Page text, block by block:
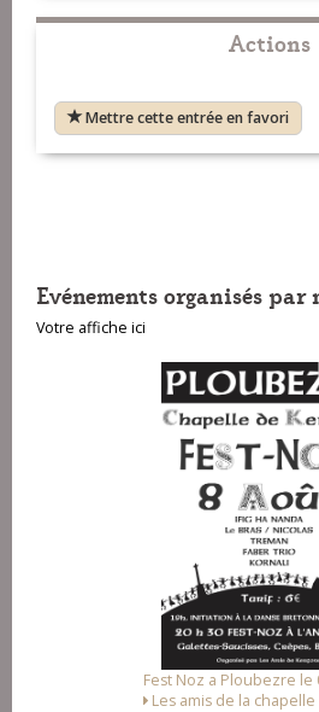
Actions
Mettre cette entrée en favori
Evénements organisés par
Votre affiche ici
Fest Noz a Ploubezre le
Les amis de la